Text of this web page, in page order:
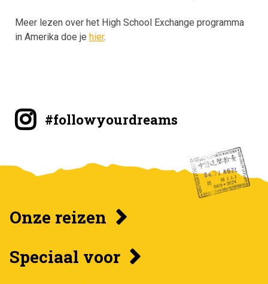
Meer lezen over het High School Exchange programma
in Amerika doe je hier.
#followyourdreams
Onze reizen
Speciaal voor